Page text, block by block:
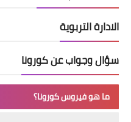
الادارة التربوية
سؤال وجواب عن كورونا
ما هو فيروس كورونا؟